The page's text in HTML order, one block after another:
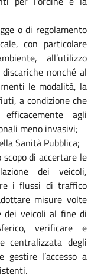
o di regolamento
con particolare
all’utilizzo
nonché al
le modalità, la
a condizione che
agli
meno invasivi;
Sanità Pubblica;
di accertare le
dei veicoli,
i flussi di traffico
misure volte
dei veicoli al fine di
verificare e
centralizzata degli
gestire l’accesso a